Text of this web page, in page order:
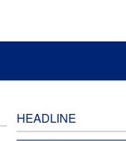
HEADLINE